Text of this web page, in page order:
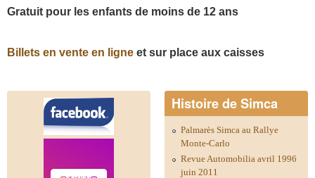
Gratuit pour les enfants de moins de 12 ans
Billets en vente en ligne et sur place aux caisses
Histoire de Simca
Palmarès Simca au Rallye
Monte-Carlo
Revue Automobilia avril 1996
juin 2011